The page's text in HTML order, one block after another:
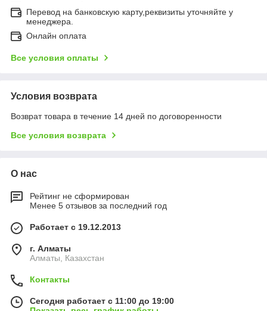
Перевод на банковскую карту,реквизиты уточняйте у
менеджера.
Онлайн оплата
Все условия оплаты
Условия возврата
Возврат товара в течение 14 дней по договоренности
Все условия возврата
О нас
Рейтинг не сформирован
Менее 5 отзывов за последний год
Работает с 19.12.2013
г. Алматы
Алматы, Казахстан
Контакты
Сегодня работает с 11:00 до 19:00